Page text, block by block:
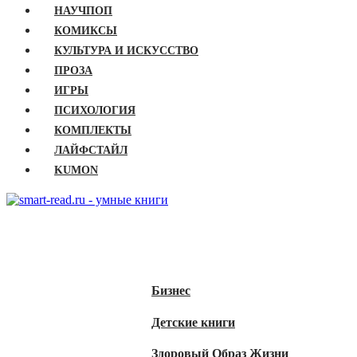
НАУЧПОП
КОМИКСЫ
КУЛЬТУРА И ИСКУССТВО
ПРОЗА
ИГРЫ
ПСИХОЛОГИЯ
КОМПЛЕКТЫ
ЛАЙФСТАЙЛ
KUMON
Бизнес
Детские книги
Здоровый Образ Жизни